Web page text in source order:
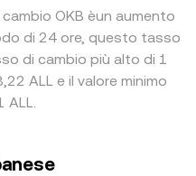
OKB èun aumento
di 24 ore, questo tasso
di cambio più alto di 1
ALL e il valore minimo
ALL.